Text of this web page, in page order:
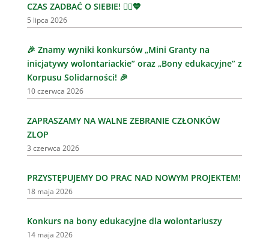
CZAS ZADBAĆ O SIEBIE! 🏃‍♂️💙
5 lipca 2026
🎉 Znamy wyniki konkursów „Mini Granty na
inicjatywy wolontariackie” oraz „Bony edukacyjne” z
Korpusu Solidarności! 🎉
10 czerwca 2026
ZAPRASZAMY NA WALNE ZEBRANIE CZŁONKÓW
ZLOP
3 czerwca 2026
PRZYSTĘPUJEMY DO PRAC NAD NOWYM PROJEKTEM!
18 maja 2026
Konkurs na bony edukacyjne dla wolontariuszy
14 maja 2026